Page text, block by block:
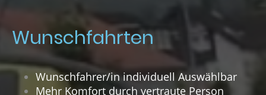
Wunschfahrten
Wunschfahrer/in individuell Auswählbar
Mehr Komfort durch vertraute Person